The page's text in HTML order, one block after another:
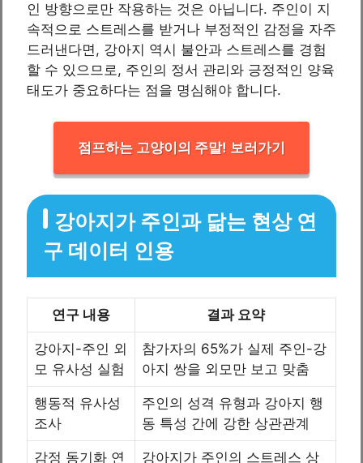
인 방향으로만 작용하는 것은 아닙니다. 주인이 지
속적으로 스트레스를 받거나 부정적인 감정을 자주
드러낸다면, 강아지 역시 불안과 스트레스를 경험
할 수 있으므로, 주인의 정서 관리와 긍정적인 양육
태도가 중요하다는 점을 명심해야 합니다.
점프하는 고양이의 주말! 보러가기
강아지가 주인과 닮는 현상 연
구 데이터 인용
연구 내용 결과 요약
강아지-주인 외
모 유사성 실험
참가자의 65%가 실제 주인-강
아지 쌍을 외모만 보고 맞춤
행동적 유사성
조사
주인의 성격 유형과 강아지 행
동 특성 간에 강한 상관관계
감정 동기화 연
강아지가 주인의 스트레스 상